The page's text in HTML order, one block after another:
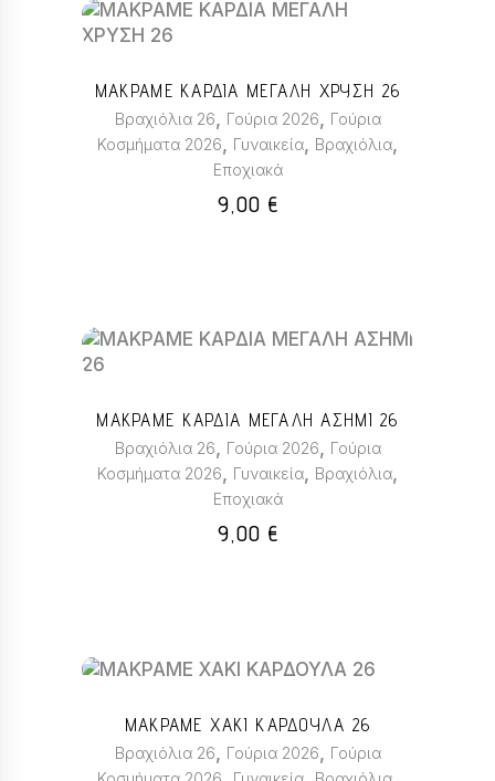
προϊόντος
Αυτό
έχει
πολλαπλές
παραλλαγές.
Οι
επιλογές
του
ΜΑΚΡΑΜΕ ΚΑΡΔΙΑ ΜΕΓΑΛΗ ΧΡΥΣΗ 26
Βραχιόλια 26, Γούρια 2026, Γούρια
Κοσμήματα 2026, Γυναικεία, Βραχιόλια,
Εποχιακά
9,00 €
Αυτό
έχει
πολλαπλές
παραλλαγές.
Οι
επιλογές
του
ΜΑΚΡΑΜΕ ΚΑΡΔΙΑ ΜΕΓΑΛΗ ΑΣΗΜΙ 26
Βραχιόλια 26, Γούρια 2026, Γούρια
Κοσμήματα 2026, Γυναικεία, Βραχιόλια,
Εποχιακά
9,00 €
Αυτό
προϊόν
έχει
ΜΑΚΡΑΜΕ ΧΑΚΙ ΚΑΡΔΟΥΛΑ 26
Βραχιόλια 26, Γούρια 2026, Γούρια